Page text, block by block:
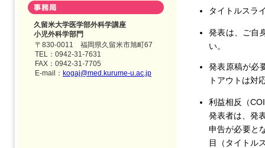
久留米大学医学部外科学講座
小児外科学部門
〒830-0011 福岡県久留米市旭町67
TEL：0942-31-7631
FAX：0942-31-7705
E-mail： kogaj@med.kurume-u.ac.jp
タイトルスラ
発表は、ご自
い。
発表原稿が必
トアウトは対
利益相反（
発表者は、発
申告が必要と
目（タイトル